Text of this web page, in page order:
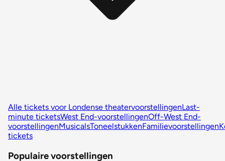
Alle tickets voor Londense theatervoorstellingenLast-
minute ticketsWest End-voorstellingenOff-West End-
voorstellingenMusicalsToneelstukkenFamilievoorstellingen
tickets
Populaire voorstellingen